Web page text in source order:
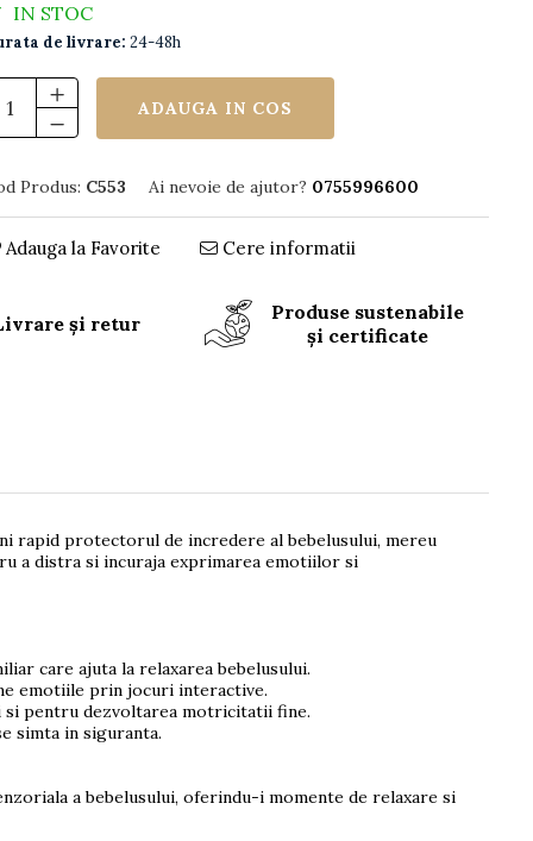
IN STOC
de livrare: 24-48h
ADAUGA IN COS
Produs: C553 Ai nevoie de ajutor? 0755996600
Adauga la Favorite Cere informatii
și retur
Produse sustenabile
și certificate
rapid protectorul de incredere al bebelusului, mereu
a distra si incuraja exprimarea emotiilor si
care ajuta la relaxarea bebelusului.
emotiile prin jocuri interactive.
pentru dezvoltarea motricitatii fine.
simta in siguranta.
a bebelusului, oferindu-i momente de relaxare si